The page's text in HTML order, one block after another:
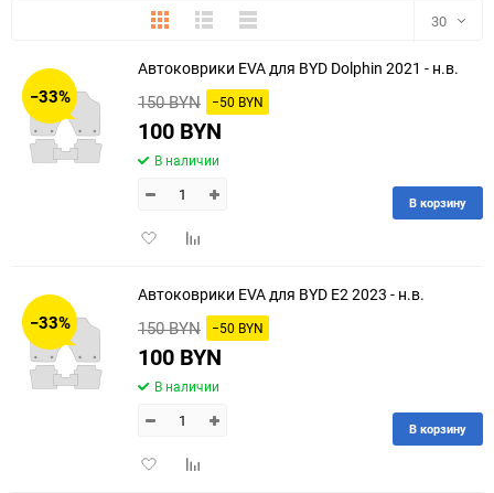
ПлиткаПодробноКомпактно 30
30
150
−33%
Автоковрики EVA для BYD Dolphin 2021 - н.в.
150 BYN −50 BYN
100 BYN
В наличии
ДобавитьДобавить
В корзину
−33%
Автоковрики EVA для BYD E2 2023 - н.в.
150 BYN −50 BYN
100 BYN
В наличии
ДобавитьДобавить
В корзину